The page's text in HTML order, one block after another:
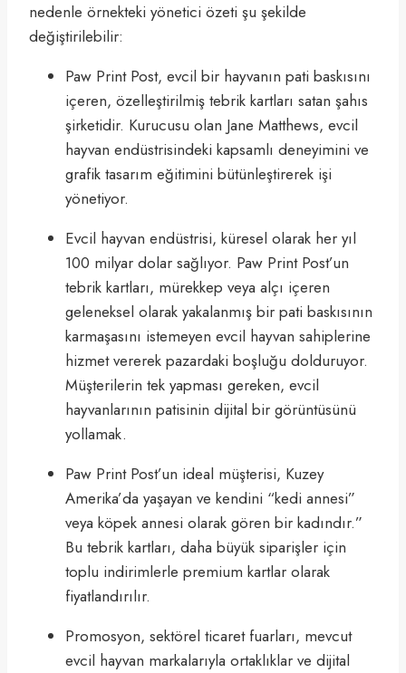
nedenle örnekteki yönetici özeti şu şekilde
değiştirilebilir:
Paw Print Post, evcil bir hayvanın pati baskısını
içeren, özelleştirilmiş tebrik kartları satan şahıs
şirketidir. Kurucusu olan Jane Matthews, evcil
hayvan endüstrisindeki kapsamlı deneyimini ve
grafik tasarım eğitimini bütünleştirerek işi
yönetiyor.
Evcil hayvan endüstrisi, küresel olarak her yıl
100 milyar dolar sağlıyor. Paw Print Post’un
tebrik kartları, mürekkep veya alçı içeren
geleneksel olarak yakalanmış bir pati baskısının
karmaşasını istemeyen evcil hayvan sahiplerine
hizmet vererek pazardaki boşluğu dolduruyor.
Müşterilerin tek yapması gereken, evcil
hayvanlarının patisinin dijital bir görüntüsünü
yollamak.
Paw Print Post’un ideal müşterisi, Kuzey
Amerika’da yaşayan ve kendini “kedi annesi”
veya köpek annesi olarak gören bir kadındır.”
Bu tebrik kartları, daha büyük siparişler için
toplu indirimlerle premium kartlar olarak
fiyatlandırılır.
Promosyon, sektörel ticaret fuarları, mevcut
evcil hayvan markalarıyla ortaklıklar ve dijital